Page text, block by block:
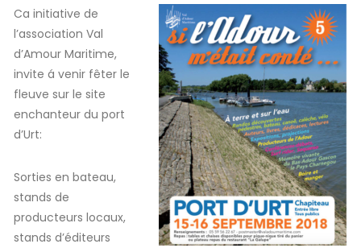
Ca initiative de
l’association Val
d’Amour Maritime,
invite á venir fêter le
fleuve sur le site
enchanteur du port
d’Urt:
Sorties en bateau,
stands de
producteurs locaux,
stands d’éditeurs